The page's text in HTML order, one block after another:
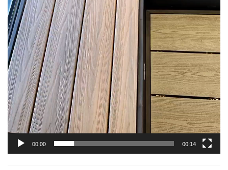
00:00 00:14